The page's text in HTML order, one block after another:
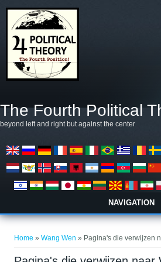
The Fourth Political
beyond left and right but against the center
NAVIGATION
Home »Wang Wen » Pagina's die verwijzen